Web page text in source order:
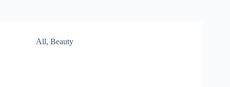
All, Beauty